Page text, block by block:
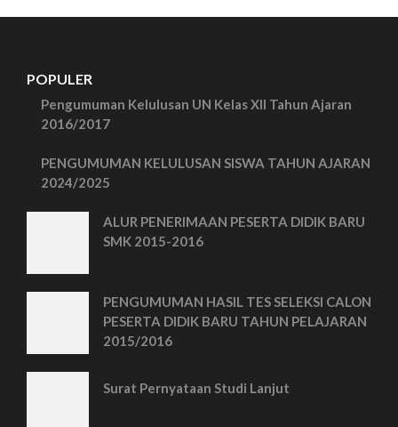
POPULER
Pengumuman Kelulusan UN Kelas XII Tahun Ajaran
2016/2017
PENGUMUMAN KELULUSAN SISWA TAHUN AJARAN
2024/2025
ALUR PENERIMAAN PESERTA DIDIK BARU
SMK 2015-2016
PENGUMUMAN HASIL TES SELEKSI CALON
PESERTA DIDIK BARU TAHUN PELAJARAN
2015/2016
Surat Pernyataan Studi Lanjut